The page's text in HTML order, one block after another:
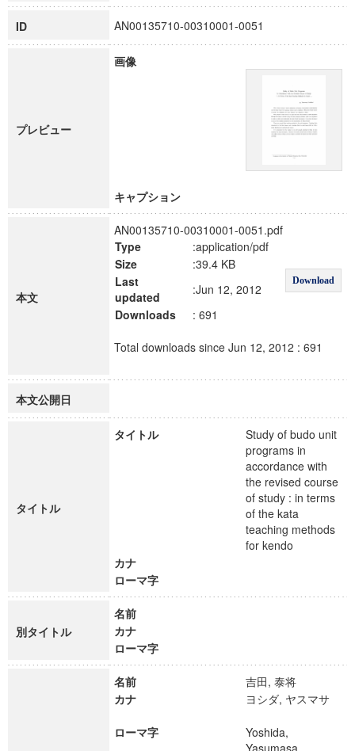
ID AN00135710-00310001-0051
プレビュー
画像
キャプション
本文
AN00135710-00310001-0051.pdf
Type
:application/pdf
Download
Size
:39.4 KB
Last
updated
:Jun 12, 2012
Downloads
: 691
Total downloads since Jun 12, 2012 : 691
本文公開日
タイトル
タイトル
Study of budo unit
programs in
accordance with
the revised course
of study : in terms
of the kata
teaching methods
for kendo
カナ
ローマ字
別タイトル
名前
カナ
ローマ字
名前
吉田, 泰将
カナ
ヨシダ, ヤスマサ
ローマ字
Yoshida,
Yasumasa